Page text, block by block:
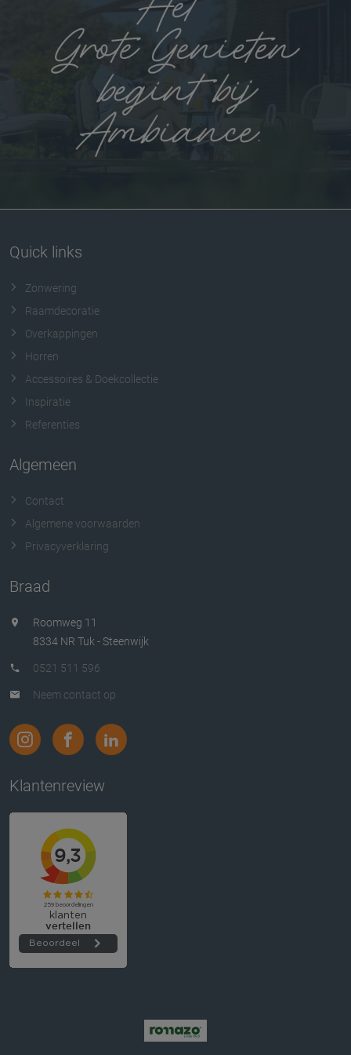
Quick links
Zonwering
Raamdecoratie
Overkappingen
Horren
Accessoires & Doekcollectie
Inspiratie
Referenties
Algemeen
Contact
Algemene voorwaarden
Privacyverklaring
Braad
Roomweg 11
8334 NR Tuk - Steenwijk
0521 511 596
Neem contact op
Klantenreview